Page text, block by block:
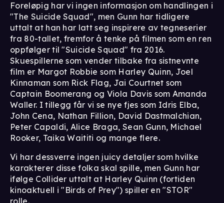
Foreløpig har vi ingen informasjon om handlingen i
"The Suicide Squad", men Gunn har tidligere
uttalt at han har latt seg inspirere av tegneserier
fra 80-tallet, fremfor å tenke på filmen som en ren
oppfølger til "Suicide Squad" fra 2016.
Skuespillerne som vender tilbake fra sistnevnte
film er Margot Robbie som Harley Quinn, Joel
Kinnaman som Rick Flag, Jai Courtnet som
Captain Boomerang og Viola Davis som Amanda
Waller. I tillegg får vi se nye fjes som Idris Elba,
John Cena, Nathan Fillion, David Dastmalchian,
Peter Capaldi, Alice Braga, Sean Gunn, Michael
Rooker, Taika Waititi og mange flere.
Vi har dessverre ingen juicy detaljer som hvilke
karakterer disse folka skal spille, men Gunn har
ifølge Collider uttalt at Harley Quinn (fortiden
kinoaktuell i "Birds of Prey") spiller en "STOR"